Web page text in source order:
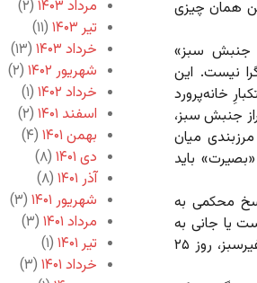
همان چیزی
ملت و جنبش سبز»
نیست. این
خانه‌پرورد
جنبش سبز،
میان
باید
راهپیمایی ۲۵ بهمن، پاسخ محکمی به
یا جانی به
تن ندارد. این ناباوران بدبین، اعم از داخلی و خارجی، سبز و غیرسبز، روز ۲۵
مرداد ۱۴۰۳
(۲)
تیر ۱۴۰۳
(۱۱)
خرداد ۱۴۰۳
(۱۳)
شهریور ۱۴۰۲
(۲)
خرداد ۱۴۰۲
(۱)
اسفند ۱۴۰۱
(۲)
بهمن ۱۴۰۱
(۴)
دی ۱۴۰۱
(۸)
آذر ۱۴۰۱
(۸)
شهریور ۱۴۰۱
(۳)
مرداد ۱۴۰۱
(۳)
تیر ۱۴۰۱
(۱)
خرداد ۱۴۰۱
(۳)